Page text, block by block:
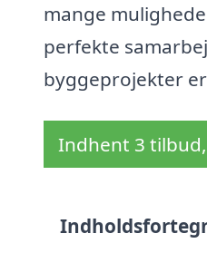
mange
perfekte
byggeprojekter
Indhent 3